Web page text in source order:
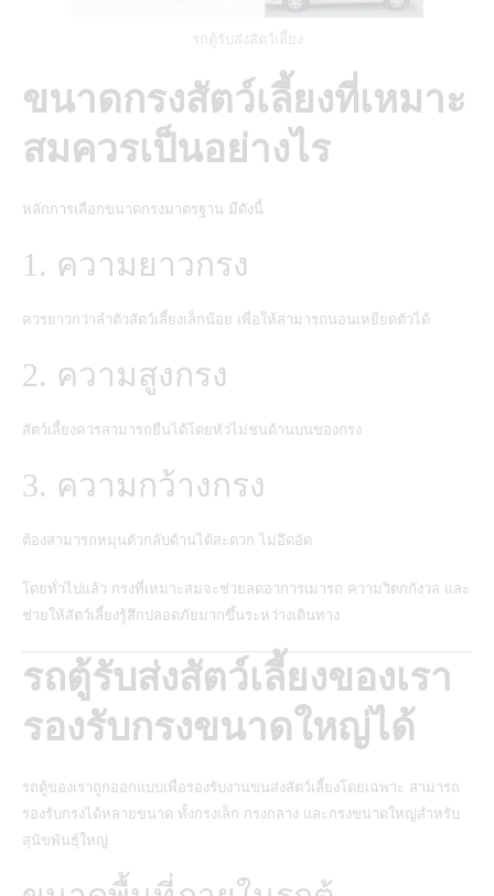
รถตู้รับส่งสัตว์เลี้ยง
ขนาดกรงสัตว์เลี้ยงที่เหมาะ
สมควรเป็นอย่างไร
หลักการเลือกขนาดกรงมาตรฐาน มีดังนี้
1. ความยาวกรง
ควรยาวกว่าลำตัวสัตว์เลี้ยงเล็กน้อย เพื่อให้สามารถนอนเหยียดตัวได้
2. ความสูงกรง
สัตว์เลี้ยงควรสามารถยืนได้โดยหัวไม่ชนด้านบนของกรง
3. ความกว้างกรง
ต้องสามารถหมุนตัวกลับด้านได้สะดวก ไม่อึดอัด
โดยทั่วไปแล้ว กรงที่เหมาะสมจะช่วยลดอาการเมารถ ความวิตกกังวล และ
ช่วยให้สัตว์เลี้ยงรู้สึกปลอดภัยมากขึ้นระหว่างเดินทาง
รถตู้รับส่งสัตว์เลี้ยงของเรา
รองรับกรงขนาดใหญ่ได้
รถตู้ของเราถูกออกแบบเพื่อรองรับงานขนส่งสัตว์เลี้ยงโดยเฉพาะ สามารถ
รองรับกรงได้หลายขนาด ทั้งกรงเล็ก กรงกลาง และกรงขนาดใหญ่สำหรับ
สุนัขพันธุ์ใหญ่